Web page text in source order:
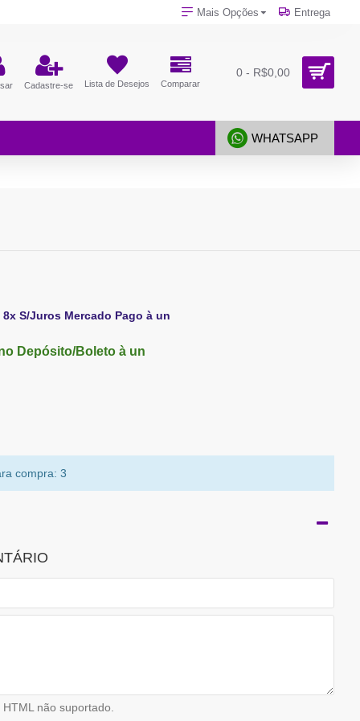
Mais Opções Entrega
Cadastre-se Lista de Desejos Comparar
0 - R$0,00
WHATSAPP
8x S/Juros Mercado Pago à un
Depósito/Boleto à un
compra: 3
HTML não suportado.